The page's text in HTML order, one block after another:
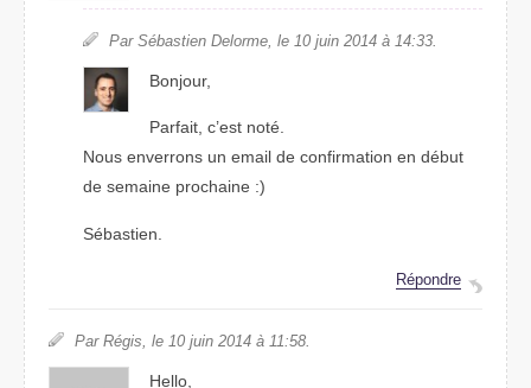
Par Sébastien Delorme, le 10 juin 2014 à 14:33.
Bonjour,
Parfait, c’est noté.
Nous enverrons un email de confirmation en début
de semaine prochaine :)
Sébastien.
Répondre
Par Régis, le 10 juin 2014 à 11:58.
Hello,